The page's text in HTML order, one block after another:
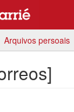
Arquivos persoais